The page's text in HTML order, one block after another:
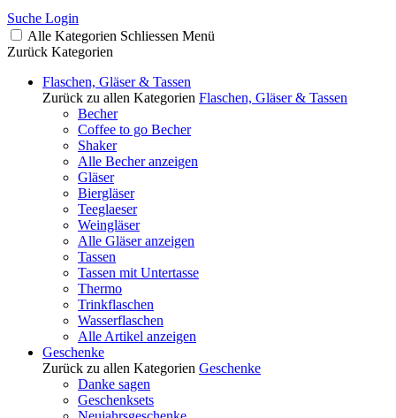
Suche Login
Alle Kategorien Schliessen Menü
Zurück Kategorien
Flaschen, Gläser & Tassen
Zurück zu allen Kategorien Flaschen, Gläser & Tassen
Becher
Coffee to go Becher
Shaker
Alle Becher anzeigen
Gläser
Biergläser
Teeglaeser
Weingläser
Alle Gläser anzeigen
Tassen
Tassen mit Untertasse
Thermo
Trinkflaschen
Wasserflaschen
Alle Artikel anzeigen
Geschenke
Zurück zu allen Kategorien Geschenke
Danke sagen
Geschenksets